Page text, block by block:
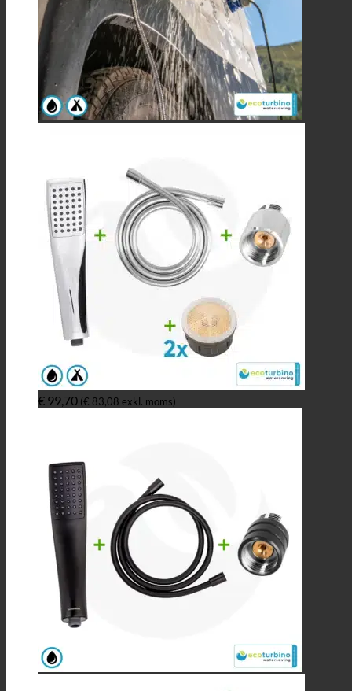
€ 99,70 (€ 83,08 exkl. moms)